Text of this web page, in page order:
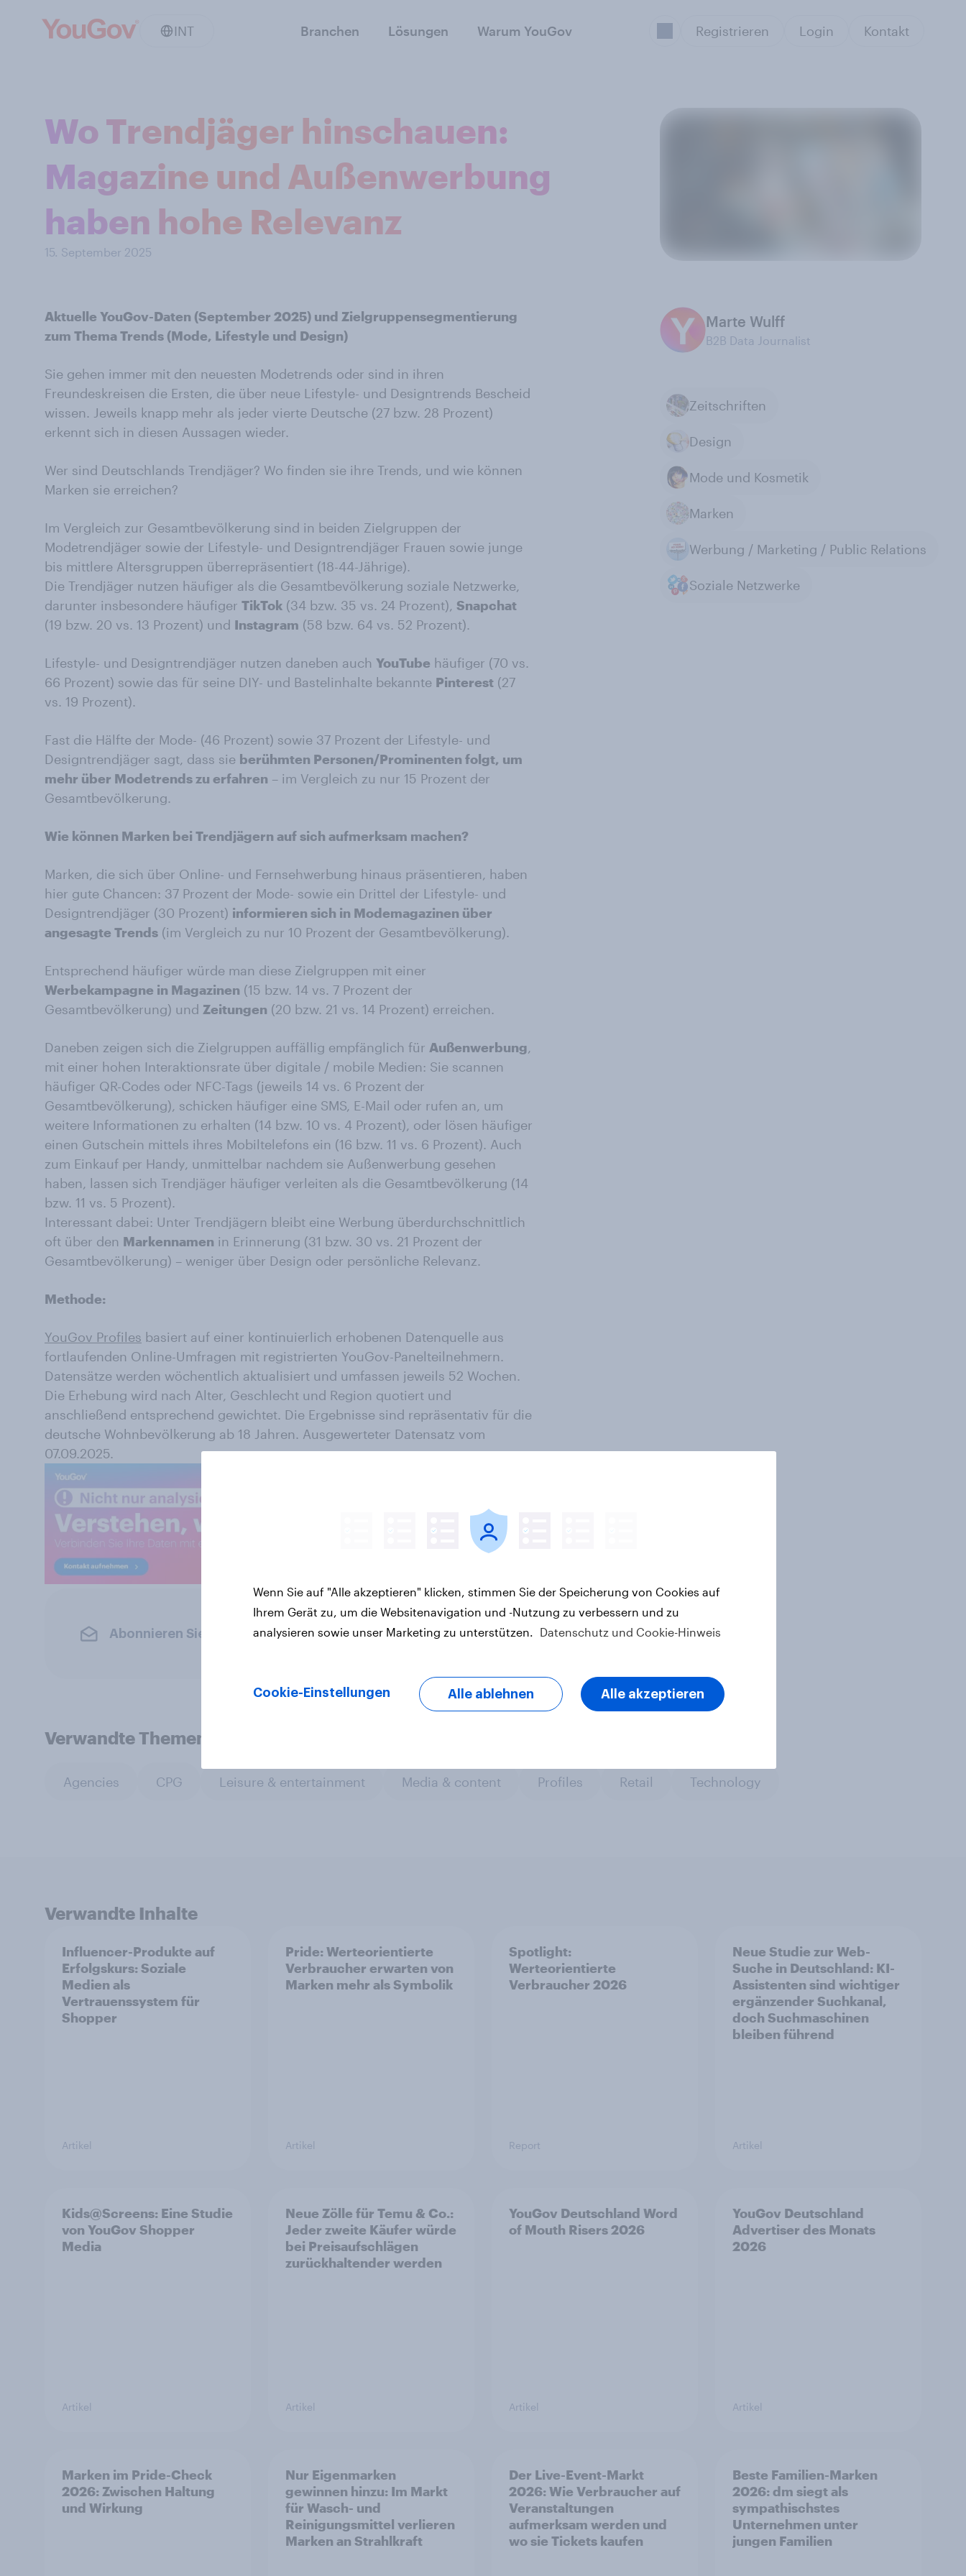
INT Branchen Lösungen Warum YouGov Registrieren Login Kontakt
Wo Trendjäger hinschauen:
Magazine und Außenwerbung
haben hohe Relevanz
15. September 2025
Aktuelle YouGov-Daten (September 2025) und Zielgruppensegmentierung
zum Thema Trends (Mode, Lifestyle und Design)
Sie gehen immer mit den neuesten Modetrends oder sind in ihren
Freundeskreisen die Ersten, die über neue Lifestyle- und Designtrends Bescheid
wissen. Jeweils knapp mehr als jeder vierte Deutsche (27 bzw. 28 Prozent)
erkennt sich in diesen Aussagen wieder.
Wer sind Deutschlands Trendjäger? Wo finden sie ihre Trends, und wie können
Marken sie erreichen?
Im Vergleich zur Gesamtbevölkerung sind in beiden Zielgruppen der
Modetrendjäger sowie der Lifestyle- und Designtrendjäger Frauen sowie junge
bis mittlere Altersgruppen überrepräsentiert (18-44-Jährige).
Die Trendjäger nutzen häufiger als die Gesamtbevölkerung soziale Netzwerke,
darunter insbesondere häufiger TikTok (34 bzw. 35 vs. 24 Prozent), Snapchat
(19 bzw. 20 vs. 13 Prozent) und Instagram (58 bzw. 64 vs. 52 Prozent).
Lifestyle- und Designtrendjäger nutzen daneben auch YouTube häufiger (70 vs.
66 Prozent) sowie das für seine DIY- und Bastelinhalte bekannte Pinterest (27
vs. 19 Prozent).
Fast die Hälfte der Mode- (46 Prozent) sowie 37 Prozent der Lifestyle- und
Designtrendjäger sagt, dass sie berühmten Personen/Prominenten folgt, um
mehr über Modetrends zu erfahren – im Vergleich zu nur 15 Prozent der
Gesamtbevölkerung.
Wie können Marken bei Trendjägern auf sich aufmerksam machen?
Marken, die sich über Online- und Fernsehwerbung hinaus präsentieren, haben
hier gute Chancen: 37 Prozent der Mode- sowie ein Drittel der Lifestyle- und
Designtrendjäger (30 Prozent) informieren sich in Modemagazinen über
angesagte Trends (im Vergleich zu nur 10 Prozent der Gesamtbevölkerung).
Entsprechend häufiger würde man diese Zielgruppen mit einer
Werbekampagne in Magazinen (15 bzw. 14 vs. 7 Prozent der
Gesamtbevölkerung) und Zeitungen (20 bzw. 21 vs. 14 Prozent) erreichen.
Daneben zeigen sich die Zielgruppen auffällig empfänglich für Außenwerbung,
mit einer hohen Interaktionsrate über digitale / mobile Medien: Sie scannen
häufiger QR-Codes oder NFC-Tags (jeweils 14 vs. 6 Prozent der
Gesamtbevölkerung), schicken häufiger eine SMS, E-Mail oder rufen an, um
weitere Informationen zu erhalten (14 bzw. 10 vs. 4 Prozent), oder lösen häufiger
einen Gutschein mittels ihres Mobiltelefons ein (16 bzw. 11 vs. 6 Prozent). Auch
zum Einkauf per Handy, unmittelbar nachdem sie Außenwerbung gesehen
haben, lassen sich Trendjäger häufiger verleiten als die Gesamtbevölkerung (14
bzw. 11 vs. 5 Prozent).
Interessant dabei: Unter Trendjägern bleibt eine Werbung überdurchschnittlich
oft über den Markennamen in Erinnerung (31 bzw. 30 vs. 21 Prozent der
Gesamtbevölkerung) – weniger über Design oder persönliche Relevanz.
Methode:
YouGov Profiles basiert auf einer kontinuierlich erhobenen Datenquelle aus
fortlaufenden Online-Umfragen mit registrierten YouGov-Panelteilnehmern.
Datensätze werden wöchentlich aktualisiert und umfassen jeweils 52 Wochen.
Die Erhebung wird nach Alter, Geschlecht und Region quotiert und
anschließend entsprechend gewichtet. Die Ergebnisse sind repräsentativ für die
deutsche Wohnbevölkerung ab 18 Jahren. Ausgewerteter Datensatz vom
07.09.2025.
Abonnieren Sie den YouGov-Newsletter
Marte Wulff
B2B Data Journalist
Zeitschriften
Design
Mode und Kosmetik
Marken
Werbung / Marketing / Public Relations
Soziale Netzwerke
Verwandte Themen
Agencies CPG Leisure & entertainment Media & content Profiles Retail Technology
Verwandte Inhalte
Influencer-Produkte auf
Erfolgskurs: Soziale
Medien als
Vertrauenssystem für
Shopper
Artikel
Pride: Werteorientierte
Verbraucher erwarten von
Marken mehr als Symbolik
Artikel
Spotlight:
Werteorientierte
Verbraucher 2026
Report
Neue Studie zur Web-
Suche in Deutschland: KI-
Assistenten sind wichtiger
ergänzender Suchkanal,
doch Suchmaschinen
bleiben führend
Artikel
Kids@Screens: Eine Studie
von YouGov Shopper
Media
Artikel
Neue Zölle für Temu & Co.:
Jeder zweite Käufer würde
bei Preisaufschlägen
zurückhaltender werden
Artikel
YouGov Deutschland Word
of Mouth Risers 2026
Artikel
YouGov Deutschland
Advertiser des Monats
2026
Artikel
Marken im Pride-Check
2026: Zwischen Haltung
und Wirkung
Nur Eigenmarken
gewinnen hinzu: Im Markt
für Wasch- und
Reinigungsmittel verlieren
Marken an Strahlkraft
Der Live-Event-Markt
2026: Wie Verbraucher auf
Veranstaltungen
aufmerksam werden und
wo sie Tickets kaufen
Beste Familien-Marken
2026: dm siegt als
sympathischstes
Unternehmen unter
jungen Familien
Wenn Sie auf "Alle akzeptieren" klicken, stimmen Sie der Speicherung von Cookies auf
Ihrem Gerät zu, um die Websitenavigation und -Nutzung zu verbessern und zu
analysieren sowie unser Marketing zu unterstützen. Datenschutz und Cookie-Hinweis
Cookie-Einstellungen Alle ablehnen Alle akzeptieren